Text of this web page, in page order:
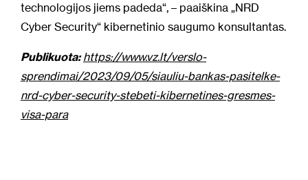
technologijos jiems padeda“, – paaiškina „NRD
Cyber Security“ kibernetinio saugumo konsultantas.
Publikuota: https://www.vz.lt/verslo-
sprendimai/2023/09/05/siauliu-bankas-pasitelke-
nrd-cyber-security-stebeti-kibernetines-gresmes-
visa-para